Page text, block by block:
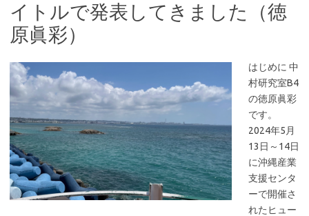
イトルで発表してきました（徳
原眞彩）
はじめに 中
村研究室B4
の徳原眞彩
です。
2024年5月
13日～14日
に沖縄産業
支援センタ
ーで開催さ
れたヒュー